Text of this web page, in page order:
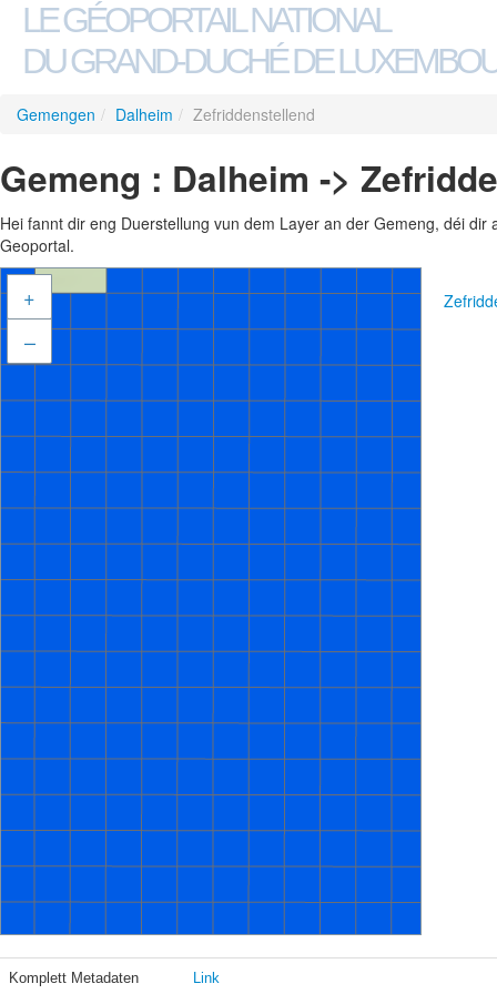
LE GÉOPORTAIL NATIONAL
DU GRAND-DUCHÉ DE
Gemengen / Dalheim / Zefriddenstellend
Gemeng : Dalheim ->
Hei fannt dir eng Duerstellung vun dem Layer an der Gemeng, déi
Geoportal.
+
–
Komplett Metadaten Link